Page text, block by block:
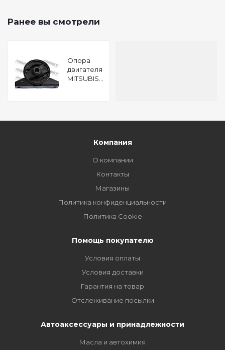
Ранее вы смотрели
Опора
двигателя
MITSUBISHI
Компания
О компании
Контакты
Магазины
Политика конфиденциальности
Политика Cookie
Помощь покупателю
Условия оплаты
Условия доставки
Гарантия на товар
Отслеживание посылки
Автоаксессуары и принадлежности
Масла и автохимия